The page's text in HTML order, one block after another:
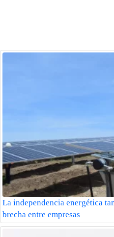
La independencia energética
brecha entre empresas